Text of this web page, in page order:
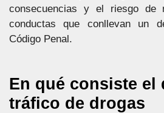
consecuencias y el riesgo de
conductas que conllevan un
Código Penal.
En qué consiste el
tráfico de drogas